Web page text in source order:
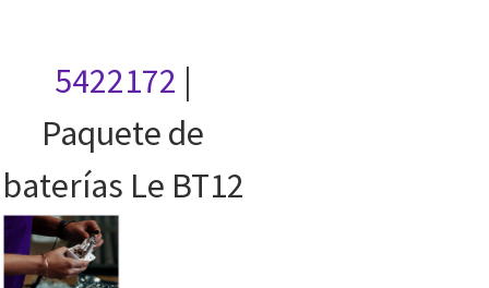
5422172 |
Paquete de
baterías Le BT12